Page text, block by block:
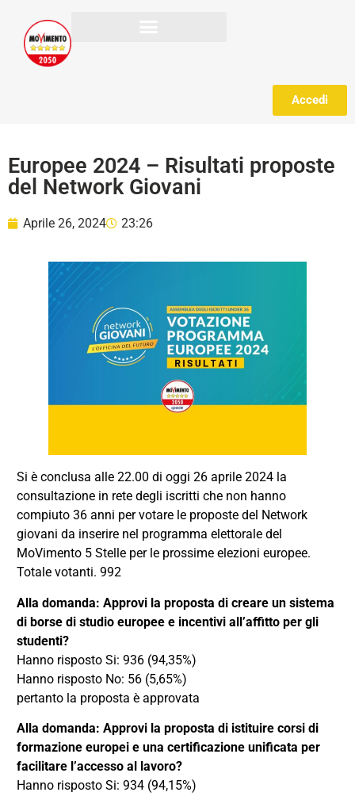
Accedi
Europee 2024 – Risultati proposte
del Network Giovani
Aprile 26, 2024 23:26
Si è conclusa alle 22.00 di oggi 26 aprile 2024 la
consultazione in rete degli iscritti che non hanno
compiuto 36 anni per votare le proposte del Network
giovani da inserire nel programma elettorale del
MoVimento 5 Stelle per le prossime elezioni europee.
Totale votanti. 992
Alla domanda: Approvi la proposta di creare un sistema
di borse di studio europee e incentivi all’affitto per gli
studenti?
Hanno risposto Si: 936 (94,35%)
Hanno risposto No: 56 (5,65%)
pertanto la proposta è approvata
Alla domanda: Approvi la proposta di istituire corsi di
formazione europei e una certificazione unificata per
facilitare l’accesso al lavoro?
Hanno risposto Si: 934 (94,15%)